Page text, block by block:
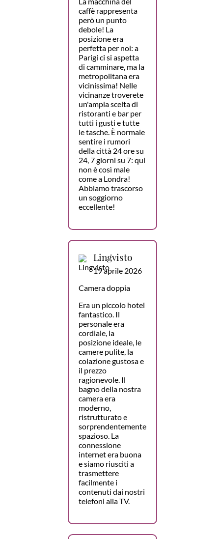
caffè rappresenta
però un punto
debole! La
posizione era
perfetta per noi: a
Parigi ci si aspetta
di camminare, ma la
metropolitana era
vicinissima! Nelle
vicinanze troverete
un'ampia scelta di
ristoranti e bar per
tutti i gusti e tutte
le tasche. È normale
sentire i rumori
della città 24 ore su
24, 7 giorni su 7: qui
non è così male
come a Londra!
Abbiamo trascorso
un soggiorno
eccellente!
Lingvisto
19 aprile 2026
Camera doppia
Era un piccolo hotel
fantastico. Il
personale era
cordiale, la
posizione ideale, le
camere pulite, la
colazione gustosa e
il prezzo
ragionevole. Il
bagno della nostra
camera era
moderno,
ristrutturato e
sorprendentemente
spazioso. La
connessione
internet era buona
e siamo riusciti a
trasmettere
facilmente i
contenuti dai nostri
telefoni alla TV.